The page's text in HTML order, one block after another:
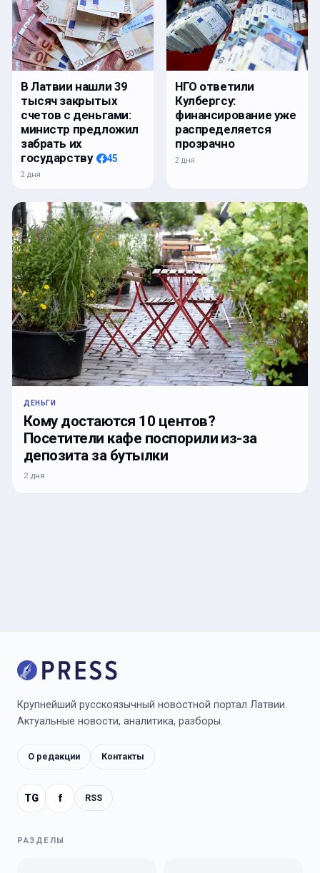
В Латвии нашли 39
тысяч закрытых
счетов с деньгами:
министр предложил
забрать их
государству
45
2 дня
НГО ответили
Кулбергсу:
финансирование уже
распределяется
прозрачно
2 дня
ДЕНЬГИ
Кому достаются 10 центов?
Посетители кафе поспорили из-за
депозита за бутылки
2 дня
Крупнейший русскоязычный новостной портал Латвии.
Актуальные новости, аналитика, разборы.
О редакции Контакты
TG f RSS
РАЗДЕЛЫ